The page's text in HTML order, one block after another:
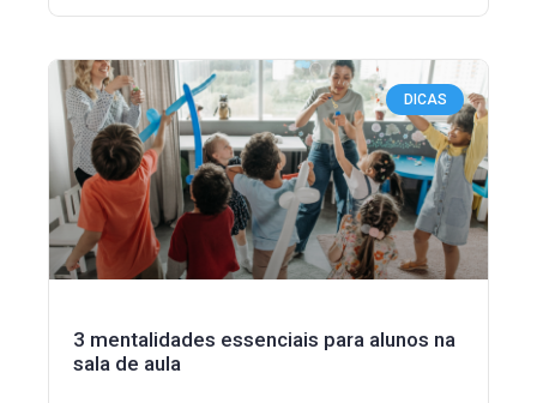
DICAS
3 mentalidades essenciais para alunos na
sala de aula